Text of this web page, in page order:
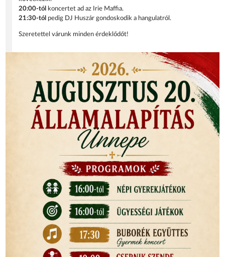
20:00-tól
koncertet ad az Irie Maffia.
21:30-tól pedig DJ Huszár gondoskodik a hangulatról.
Szeretettel várunk minden érdeklődőt!